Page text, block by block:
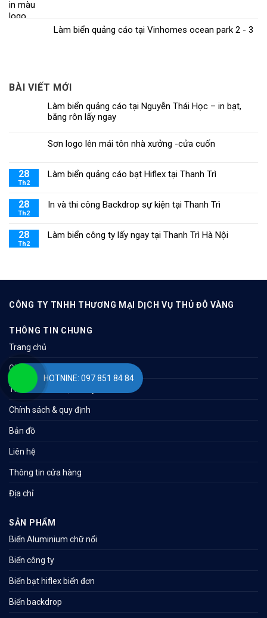
Làm biển quảng cáo tại Vinhomes ocean park 2 - 3
BÀI VIẾT MỚI
Làm biển quảng cáo tại Nguyễn Thái Học – in bạt,
băng rôn lấy ngay
Sơn logo lên mái tôn nhà xưởng -cửa cuốn
28
Th2
Làm biển quảng cáo bạt Hiflex tại Thanh Trì
28
Th2
In và thi công Backdrop sự kiện tại Thanh Trì
28
Th2
Làm biển công ty lấy ngay tại Thanh Trì Hà Nội
CÔNG TY TNHH THƯƠNG MẠI DỊCH VỤ THỦ ĐÔ VÀNG
THÔNG TIN CHUNG
Trang chủ
Giới thiệu
Thanh toán – Vận chuyển
Chính sách & quy định
Bản đồ
Liên hệ
Thông tin cửa hàng
Địa chỉ
SẢN PHẨM
Biển Aluminium chữ nổi
Biển công ty
Biển bạt hiflex biển đơn
Biển backdrop
HOTNINE: 097 851 84 84